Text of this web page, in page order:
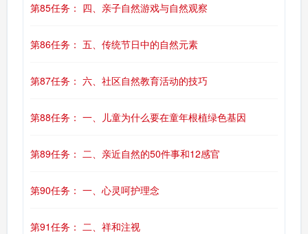
第85任务： 四、亲子自然游戏与自然观察
第86任务： 五、传统节日中的自然元素
第87任务： 六、社区自然教育活动的技巧
第88任务： 一、儿童为什么要在童年根植绿色基因
第89任务： 二、亲近自然的50件事和12感官
第90任务： 一、心灵呵护理念
第91任务： 二、祥和注视